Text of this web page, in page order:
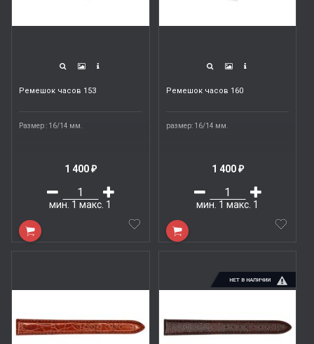
Ремешок часов 153
Размер : 16/14 мм.
1 400 ₽
мин. 1макс. 1
Ремешок часов 160
размер: 16/14 мм.
1 400 ₽
мин. 1макс. 1
НЕТ В НАЛИЧИИ